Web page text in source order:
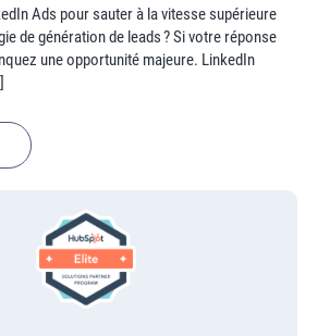
Ads pour sauter à la vitesse supérieure
de génération de leads ? Si votre réponse
une opportunité majeure. LinkedIn